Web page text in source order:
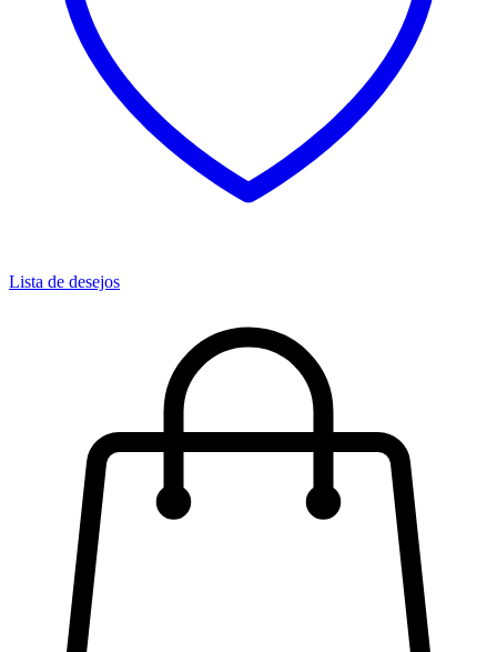
Lista de desejos